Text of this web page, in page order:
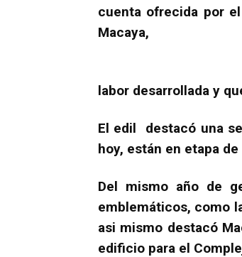
cuenta ofrecida por
Macaya,
labor desarrollada y
El edil destacó una
hoy, están en etapa
Del mismo año de
emblemáticos, como
asi mismo destacó
edificio para el